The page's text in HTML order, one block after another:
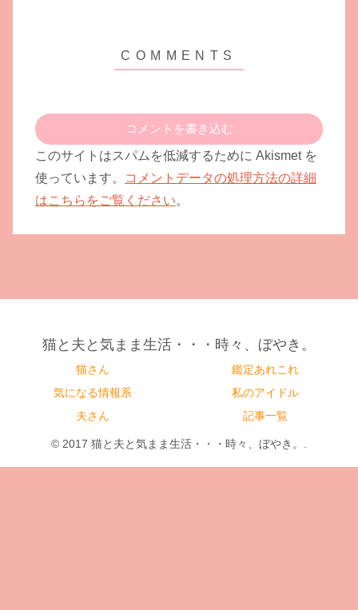
コメントを書き込む
このサイトはスパムを低減するために Akismet を
使っています。
コメントデータの処理方法の詳細
はこちらをご覧ください。
猫と夫と気まま生活・・・時々、ぼやき。
猫さん
鑑定あれこれ
気になる情報系
私のアイドル
夫さん
記事一覧
© 2017 猫と夫と気まま生活・・・時々、ぼやき。.